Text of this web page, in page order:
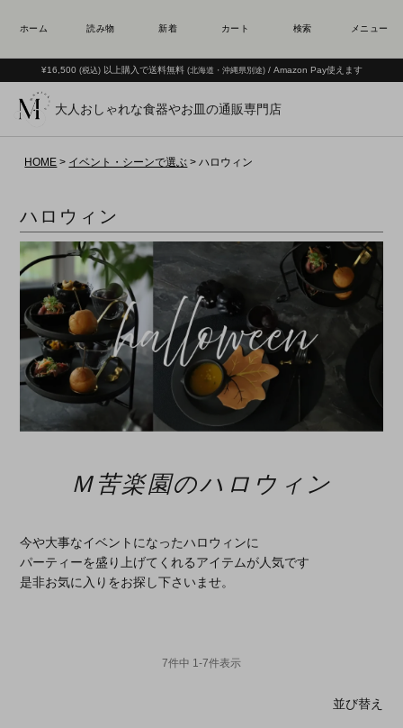
¥16,500 (税込) 以上購入で送料無料 (北海道・沖縄県別途) / Amazon Pay使えます
大人おしゃれな食器やお皿の通販専門店
HOME イベント・シーンで選ぶ ハロウィン
ハロウィン
Ｍ苦楽園のハロウィン
今や大事なイベントになったハロウィンに
パーティーを盛り上げてくれるアイテムが人気です
是非お気に入りをお探し下さいませ。
並び替え
7件中 1-7件表示